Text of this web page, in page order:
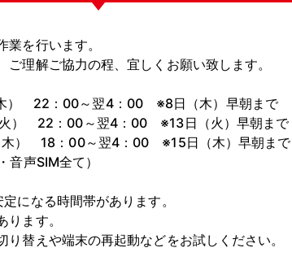
を行います。
理解ご協力の程、宜しくお願い致します。
：00～翌4：00 ※8日（木）早朝まで
：00～翌4：00 ※13日（火）早朝まで
：00～翌4：00 ※15日（木）早朝まで
声SIM全て）
になる時間帯があります。
ます。
替えや端末の再起動などをお試しください。